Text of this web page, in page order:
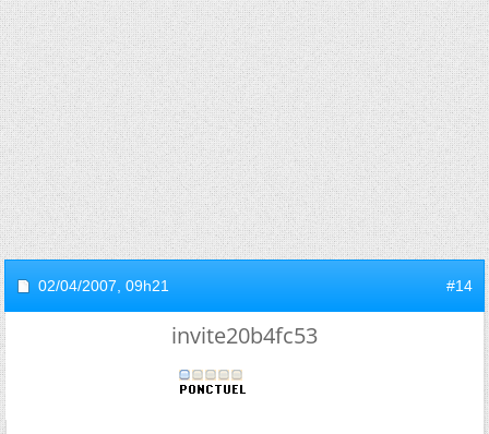
02/04/2007, 09h21 #14
invite20b4fc53